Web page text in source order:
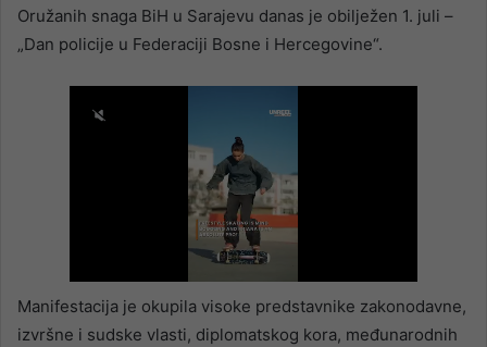
Oružanih snaga BiH u Sarajevu danas je obilježen 1. juli –
„Dan policije u Federaciji Bosne i Hercegovine“.
Manifestacija je okupila visoke predstavnike zakonodavne,
izvršne i sudske vlasti, diplomatskog kora, međunarodnih